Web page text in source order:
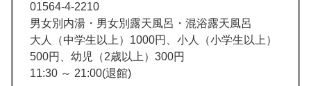
01564-4-2210
男女別内湯・男女別露天風呂・混浴露天風呂
大人（中学生以上）1000円、小人（小学生以上）
500円、幼児（2歳以上）300円
11:30 ～ 21:00(退館)